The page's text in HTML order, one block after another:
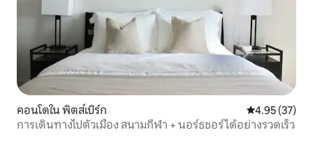
คอนโดใน พิตส์เบิร์ก คะแนนเฉลี่ย
4.95 (37)
การเดินทางไปตัวเมือง สนามกีฬา + นอร์ธชอร์ได้อย่างรวดเร็ว